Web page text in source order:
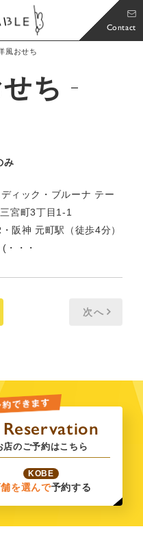
Contact
風おせち
ち
み
ィック・ブルーナ テー
三宮町3丁目1-1
阪神 元町駅（徒歩4分）
・・
次へ
店のご予約はこちら
KOBE
舗を選んで予約する